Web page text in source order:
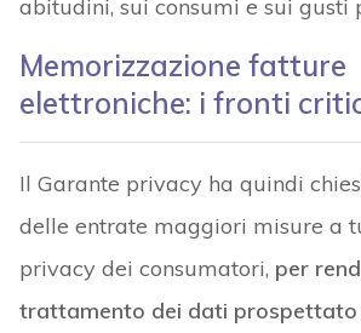
abitudini, sui consumi e sui gusti
Memorizzazione fatture
elettroniche: i fronti
Il Garante privacy ha quindi
delle entrate maggiori misure a
privacy dei consumatori, per
trattamento dei dati prospettato